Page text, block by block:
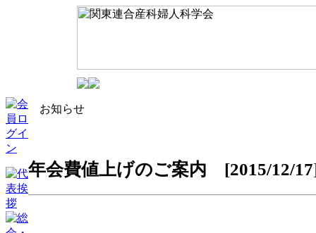
お知らせ
年会費値上げのご案内 [2015/12/